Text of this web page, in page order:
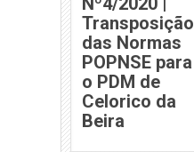
Transposição
das Normas
POPNSE para
o PDM de
Celorico da
Beira